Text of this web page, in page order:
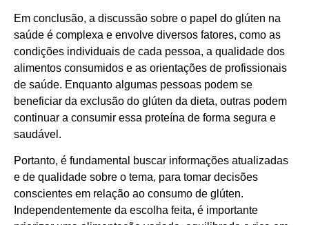
Em conclusão, a discussão sobre o papel do glúten na
saúde é complexa e envolve diversos fatores, como as
condições individuais de cada pessoa, a qualidade dos
alimentos consumidos e as orientações de profissionais
de saúde. Enquanto algumas pessoas podem se
beneficiar da exclusão do glúten da dieta, outras podem
continuar a consumir essa proteína de forma segura e
saudável.
Portanto, é fundamental buscar informações atualizadas
e de qualidade sobre o tema, para tomar decisões
conscientes em relação ao consumo de glúten.
Independentemente da escolha feita, é importante